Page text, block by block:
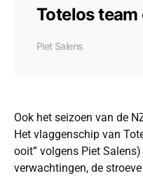
Totelos
Piet Salens
Ook het seizoen van de
Het vlaggenschip van
ooit” volgens Piet
verwachtingen, de